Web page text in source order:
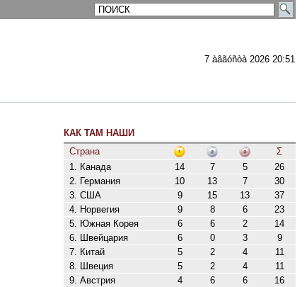
7 àâãóñòà 2026 20:51
КАК ТАМ НАШИ
Страна
Σ
1. Канада
14 7 5
26
2. Германия
10 13 7
30
3. США
9 15 13
37
4. Норвегия
9 8 6
23
5. Южная Корея
6 6 2
14
6. Швейцария
6 0 3
9
7. Китай
5 2 4
11
8. Швеция
5 2 4
11
9. Австрия
4 6 6
16